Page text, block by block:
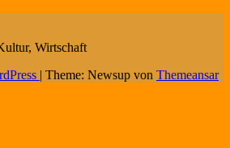
Wirtschaft
| Theme: Newsup von Themeansar